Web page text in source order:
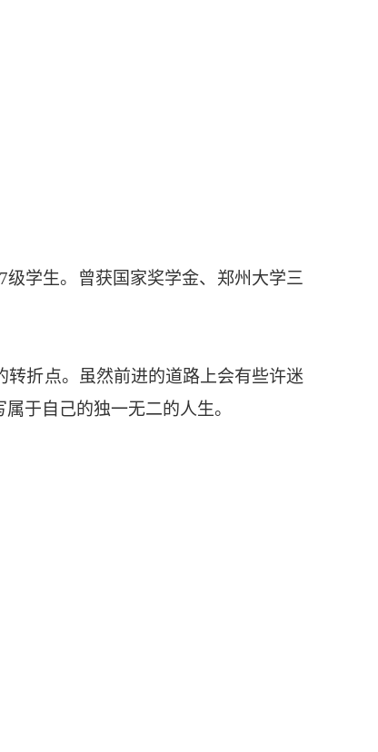
学生。曾获国家奖学金、郑州大学三
折点。虽然前进的道路上会有些许迷
于自己的独一无二的人生。